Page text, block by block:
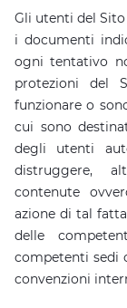
Gli utenti del
i documenti
ogni tentativo
protezioni del
funzionare o
cui sono
degli utenti
distruggere,
contenute
azione di tal
delle
competenti sedi
convenzioni